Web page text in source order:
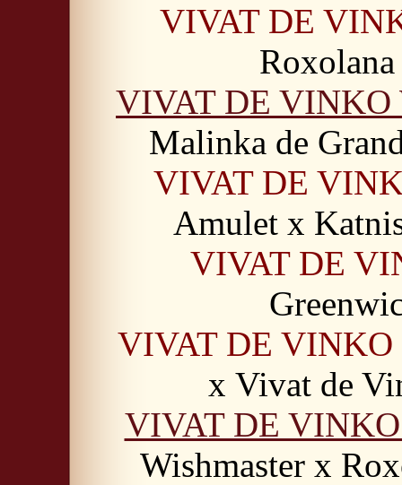
VIVAT DE
VIVAT DE VINKO
Malinka de
VIVAT DE
Amulet x
VIVAT DE
VIVAT DE
х Vivat de
VIVAT DE
Wishmaster x